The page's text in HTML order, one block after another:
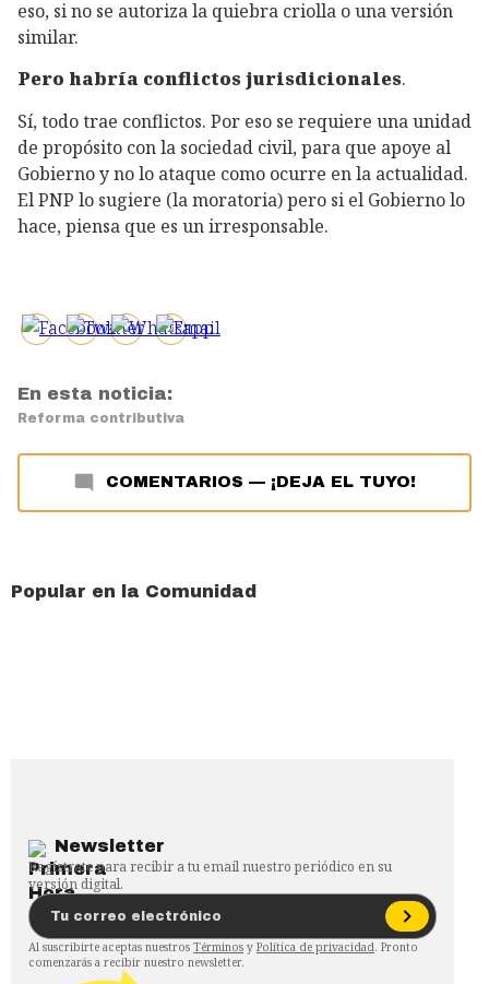
eso, si no se autoriza la quiebra criolla o una versión
similar.
Pero habría conflictos jurisdicionales.
Sí, todo trae conflictos. Por eso se requiere una unidad
de propósito con la sociedad civil, para que apoye al
Gobierno y no lo ataque como ocurre en la actualidad.
El PNP lo sugiere (la moratoria) pero si el Gobierno lo
hace, piensa que es un irresponsable.
En esta noticia:
Reforma contributiva
COMENTARIOS — ¡DEJA EL TUYO!
Popular en la Comunidad
Newsletter
Regístrate para recibir a tu email nuestro periódico en su
versión digital.
Al suscribirte aceptas nuestros Términos y Política de privacidad. Pronto
comenzarás a recibir nuestro newsletter.